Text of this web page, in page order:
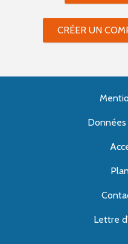
CRÉER UN
Lettre